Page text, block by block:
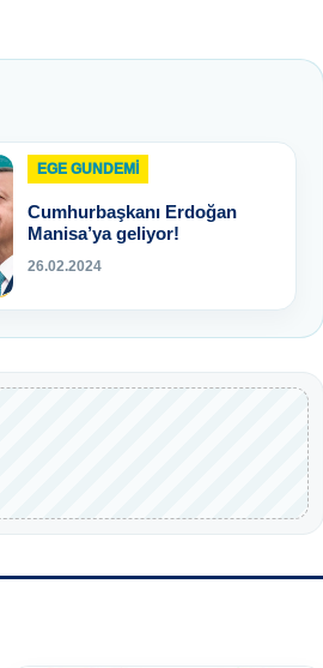
EGE GUNDEMİ
Cumhurbaşkanı Erdoğan
Manisa’ya geliyor!
26.02.2024